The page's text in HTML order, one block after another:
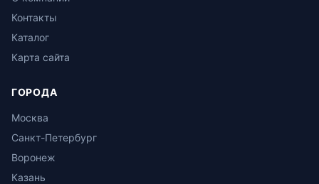
Контакты
Каталог
Карта сайта
ГОРОДА
Москва
Санкт-Петербург
Воронеж
Казань